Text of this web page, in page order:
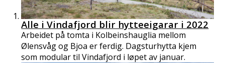
Alle i Vindafjord blir hytteeigarar i 2022
Arbeidet på tomta i Kolbeinshauglia mellom
Ølensvåg og Bjoa er ferdig. Dagsturhytta kjem
som modular til Vindafjord i løpet av januar.